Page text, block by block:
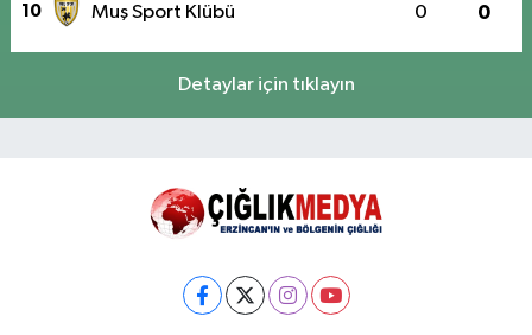
10 Muş Sport Klübü 0 0
Detaylar için tıklayın